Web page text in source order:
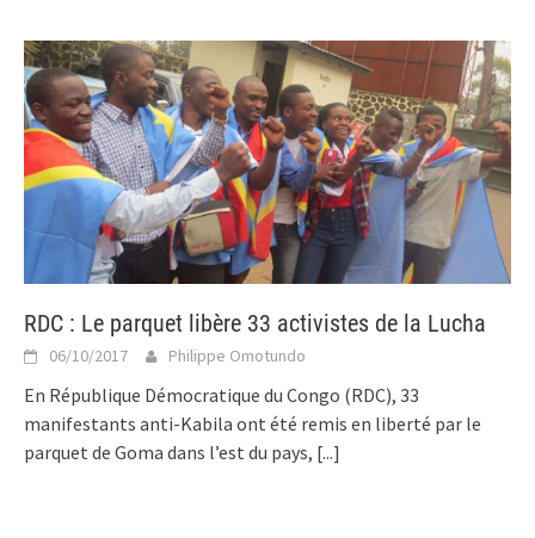
RDC : Le parquet libère 33 activistes de la Lucha
06/10/2017 Philippe Omotundo
En République Démocratique du Congo (RDC), 33
manifestants anti-Kabila ont été remis en liberté par le
parquet de Goma dans l’est du pays, [...]